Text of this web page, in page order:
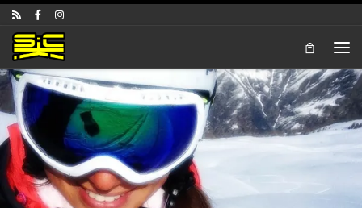
Skip to content